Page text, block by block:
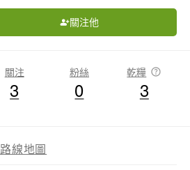
關注他
關注
3
粉絲
0
乾糧
3
路線地圖